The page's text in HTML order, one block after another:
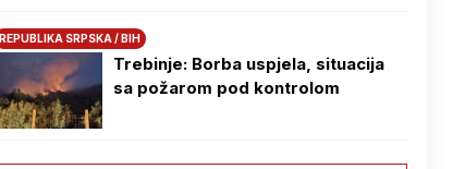
REPUBLIKA SRPSKA / BIH
Trebinje: Borba uspjela, situacija
sa požarom pod kontrolom